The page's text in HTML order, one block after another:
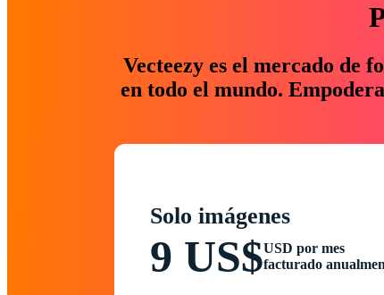
Vecteezy es el mercado de
en todo el mundo.
Solo imágenes
9 US$USD por mes
facturado